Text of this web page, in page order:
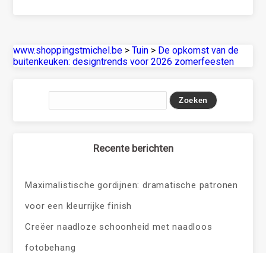
www.shoppingstmichel.be >Tuin > De opkomst van de
buitenkeuken: designtrends voor 2026 zomerfeesten
Recente berichten
Maximalistische gordijnen: dramatische patronen
voor een kleurrijke finish
Creëer naadloze schoonheid met naadloos
fotobehang